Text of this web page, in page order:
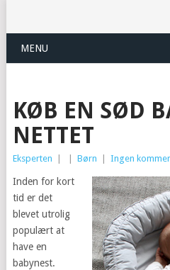
MENU
KØB EN SØD
NETTET
Eksperten Børn Ingen
Inden for kort
tid er det
blevet utrolig
populært at
have en
babynest.